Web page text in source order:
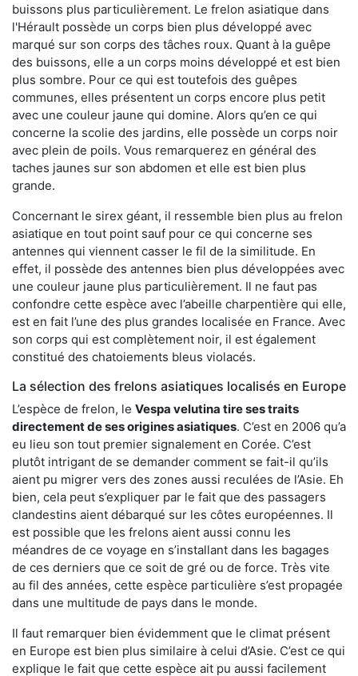
buissons plus particulièrement. Le frelon asiatique dans
l'Hérault possède un corps bien plus développé avec
marqué sur son corps des tâches roux. Quant à la guêpe
des buissons, elle a un corps moins développé et est bien
plus sombre. Pour ce qui est toutefois des guêpes
communes, elles présentent un corps encore plus petit
avec une couleur jaune qui domine. Alors qu’en ce qui
concerne la scolie des jardins, elle possède un corps noir
avec plein de poils. Vous remarquerez en général des
taches jaunes sur son abdomen et elle est bien plus
grande.
Concernant le sirex géant, il ressemble bien plus au frelon
asiatique en tout point sauf pour ce qui concerne ses
antennes qui viennent casser le fil de la similitude. En
effet, il possède des antennes bien plus développées avec
une couleur jaune plus particulièrement. Il ne faut pas
confondre cette espèce avec l’abeille charpentière qui elle,
est en fait l’une des plus grandes localisée en France. Avec
son corps qui est complètement noir, il est également
constitué des chatoiements bleus violacés.
La sélection des frelons asiatiques localisés en Europe
L’espèce de frelon, le Vespa velutina tire ses traits
directement de ses origines asiatiques. C’est en 2006 qu’a
eu lieu son tout premier signalement en Corée. C’est
plutôt intrigant de se demander comment se fait-il qu’ils
aient pu migrer vers des zones aussi reculées de l’Asie. Eh
bien, cela peut s’expliquer par le fait que des passagers
clandestins aient débarqué sur les côtes européennes. Il
est possible que les frelons aient aussi connu les
méandres de ce voyage en s’installant dans les bagages
de ces derniers que ce soit de gré ou de force. Très vite
au fil des années, cette espèce particulière s’est propagée
dans une multitude de pays dans le monde.
Il faut remarquer bien évidemment que le climat présent
en Europe est bien plus similaire à celui d’Asie. C’est ce qui
explique le fait que cette espèce ait pu aussi facilement